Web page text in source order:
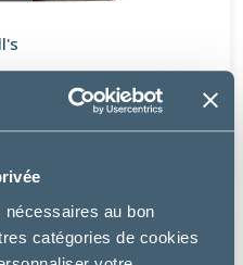
au bon
catégories de cookies
POULET - CHAT
de